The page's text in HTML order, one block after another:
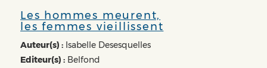
Les hommes meurent,
les femmes vieillissent
Auteur(s) : Isabelle Desesquelles
Editeur(s) : Belfond